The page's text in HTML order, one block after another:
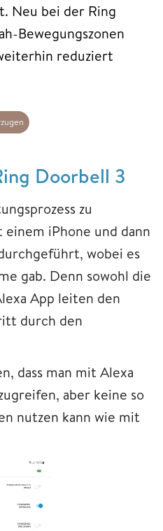
Neu bei der Ring
Bewegungszonen
reduziert
Doorbell 3
zu
iPhone und dann
wobei es
gab. Denn sowohl die
App leiten den
durch den
dass man mit Alexa
aber keine so
nutzen kann wie mit